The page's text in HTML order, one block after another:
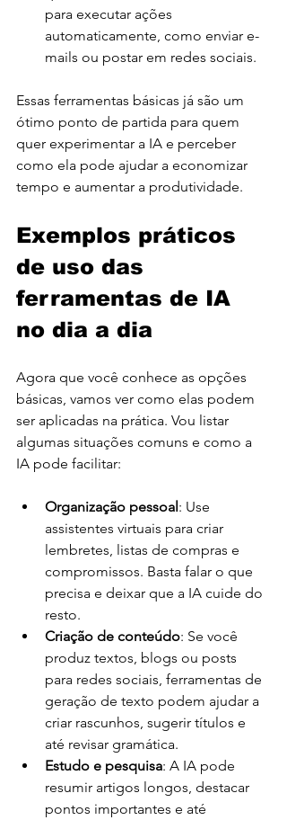
para executar ações
automaticamente, como enviar e-
mails ou postar em redes sociais.
Essas ferramentas básicas já são um
ótimo ponto de partida para quem
quer experimentar a IA e perceber
como ela pode ajudar a economizar
tempo e aumentar a produtividade.
Exemplos práticos
de uso das
ferramentas de IA
no dia a dia
Agora que você conhece as opções
básicas, vamos ver como elas podem
ser aplicadas na prática. Vou listar
algumas situações comuns e como a
IA pode facilitar:
Organização pessoal: Use
assistentes virtuais para criar
lembretes, listas de compras e
compromissos. Basta falar o que
precisa e deixar que a IA cuide do
resto.
Criação de conteúdo: Se você
produz textos, blogs ou posts
para redes sociais, ferramentas de
geração de texto podem ajudar a
criar rascunhos, sugerir títulos e
até revisar gramática.
Estudo e pesquisa: A IA pode
resumir artigos longos, destacar
pontos importantes e até